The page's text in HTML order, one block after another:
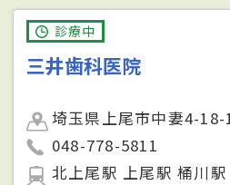
診療中
三井歯科医院
埼玉県上尾市中妻4-18-
048-778-5811
北上尾駅 上尾駅 桶川駅